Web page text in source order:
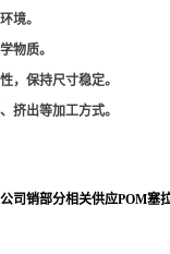
境。
物质。
，保持尺寸稳定。
挤出等加工方式。
司销部分相关供应POM塞